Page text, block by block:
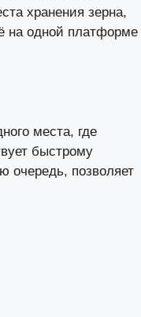
хранения зерна,
на одной платформе
места, где
быстрому
очередь, позволяет